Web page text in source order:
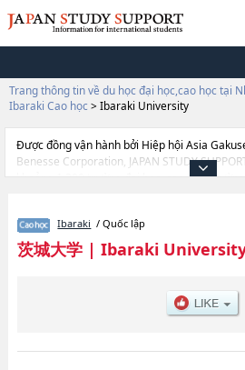
Trang thông tin về du học đại học,cao học tại
Ibaraki Cao học > Ibaraki University
Được đồng vận hành bởi Hiệp hội Asia
Benesse Corporation, JAPAN STUDY
khoảng 1.300 trường đại học, cao học,
thiết dành cho du học sinh, như là về các
and Social ScienceshoặcGraduate School of
school of Science and
lượng trúng tuyển, cở sở trang thiết bị, hướng
Ibaraki / Quốc lập
茨城大学| Ibaraki